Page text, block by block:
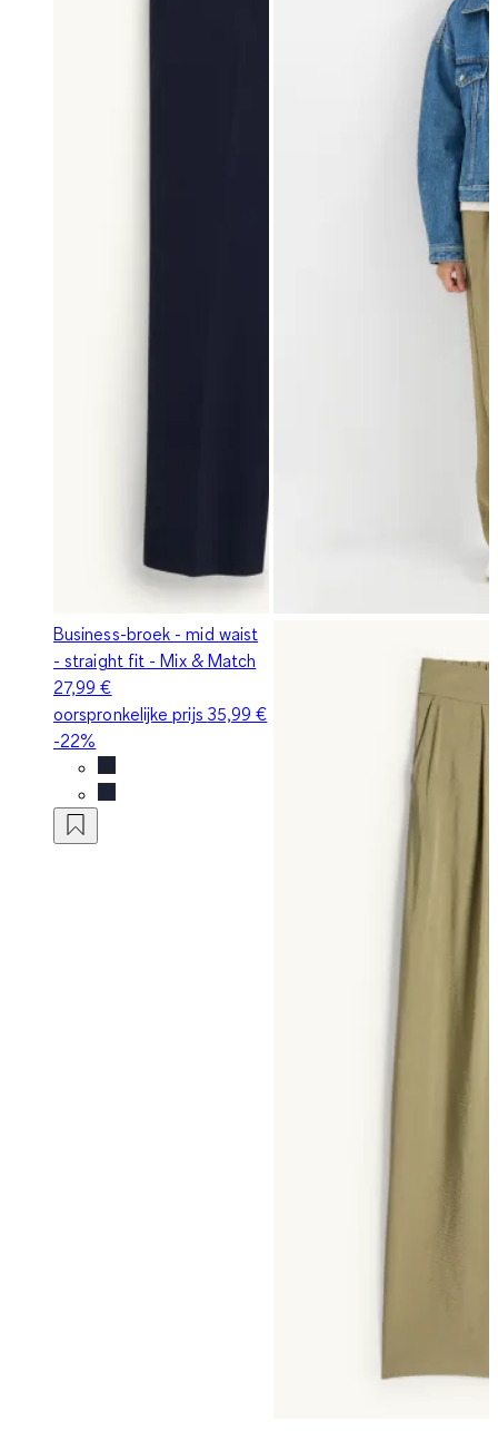
Business-broek - mid waist
- straight fit - Mix & Match
27,99 €
oorspronkelijke prijs 35,99 €
-22%